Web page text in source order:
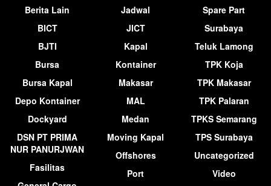
Berita Lain
BICT
BJTI
Bursa
Bursa Kapal
Depo Kontainer
Dockyard
DSN PT PRIMA
NUR PANURJWAN
Fasilitas
Jadwal
JICT
Kapal
Kontainer
Makasar
MAL
Medan
Moving Kapal
Offshores
Port
Spare Part
Surabaya
Teluk Lamong
TPK Koja
TPK Makasar
TPK Palaran
TPKS Semarang
TPS Surabaya
Uncategorized
Video